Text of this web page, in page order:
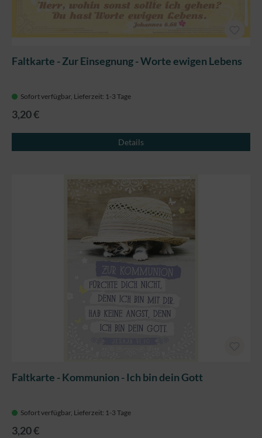
Faltkarte - Zur Einsegnung - Worte ewigen Lebens
Sofort verfügbar, Lieferzeit: 1-3 Tage
3,20 €
Details
Faltkarte - Kommunion - Ich bin dein Gott
Sofort verfügbar, Lieferzeit: 1-3 Tage
3,20 €